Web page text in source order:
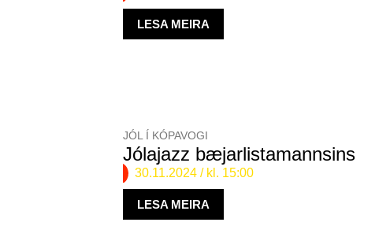
LESA MEIRA
JÓL Í KÓPAVOGI
Jólajazz bæjarlistamannsins
30.11.2024/ kl. 15:00
LESA MEIRA